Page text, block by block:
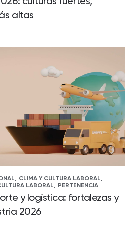
altas
CLIMA Y CULTURA LABORAL,
LABORAL, PERTENENCIA
y logística: fortalezas y
2026